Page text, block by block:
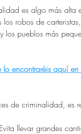
es algo más alta
robos de
los pueblos más
encontraréis aquí
de criminalidad, es
Evita llevar grandes